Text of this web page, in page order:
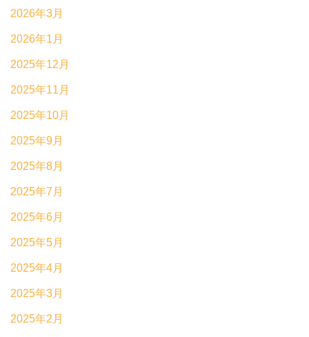
2026年3月
2026年1月
2025年12月
2025年11月
2025年10月
2025年9月
2025年8月
2025年7月
2025年6月
2025年5月
2025年4月
2025年3月
2025年2月